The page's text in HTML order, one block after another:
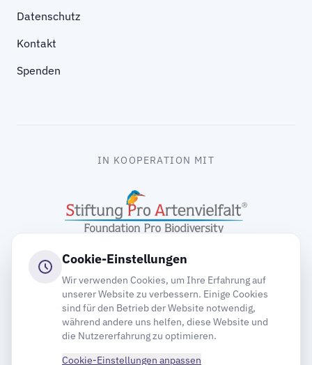
Datenschutz
Kontakt
Spenden
IN KOOPERATION MIT
gooding
Cookie-Einstellungen
Wir verwenden Cookies, um Ihre Erfahrung auf
unserer Website zu verbessern. Einige Cookies
sind für den Betrieb der Website notwendig,
während andere uns helfen, diese Website und
die Nutzererfahrung zu optimieren.
Cookie-Einstellungen anpassen